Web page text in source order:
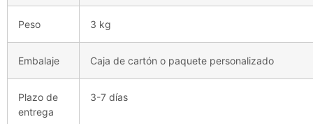
Peso 3 kg
Embalaje Caja de cartón o paquete personalizado
Plazo de
entrega
3-7 días